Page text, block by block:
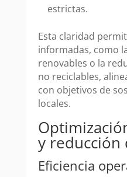
estrictas.
Esta claridad
informadas, como
renovables o la
no reciclables,
con objetivos de
locales.
y reducción
Eficiencia